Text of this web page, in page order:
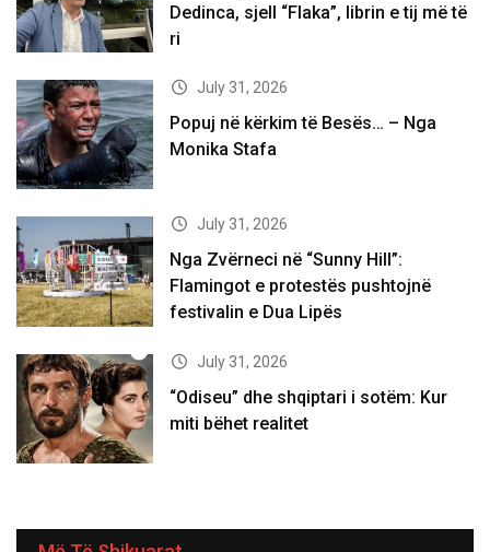
Dedinca, sjell “Flaka”, librin e tij më të
ri
July 31, 2026
Popuj në kërkim të Besës… – Nga
Monika Stafa
July 31, 2026
Nga Zvërneci në “Sunny Hill”:
Flamingot e protestës pushtojnë
festivalin e Dua Lipës
July 31, 2026
“Odiseu” dhe shqiptari i sotëm: Kur
miti bëhet realitet